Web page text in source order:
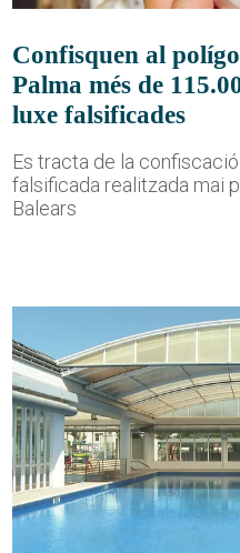
Confisquen al
Palma més de
luxe falsificades
Es tracta de la
falsificada realitzada mai
Balears